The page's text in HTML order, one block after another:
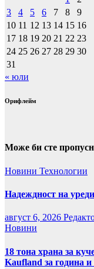
3
4 5 6 7 8
9
10 11 12 13 14 15 16
17 18 19 20 21 22 23
24 25 26 27 28 29 30
31
« юли
Орифлейм
Може би сте
Новини Технологии
Надеждност на
август 6, 2026
Новини
18 тона храна за
Kaufland за година